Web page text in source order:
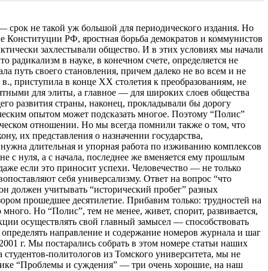
срок не такой уж большой для периодического издания. Но
Конституции РФ, яростная борьба демократов и коммунистов
захлестывали общество. И в этих условиях мы начали
в науке, в конечном счете, определяется не
путь своего становления, причем далеко не во всем и не
приступила в конце ХХ столетия к преобразованиям, не
для элиты, а главное — для широких слоев общества
развития страны, наконец, прокладывали бы дорогу
опытом может подсказать многое. Поэтому “Полис”
отношении. Но мы всегда помнили также о том, что
их представления о назначении государства,
длительная и упорная работа по изживанию комплексов
с нуля, а с начала, последнее же вменяется ему прошлым
если это приносит успехи. Человечество — не только
себя универсализму. Ответ на вопрос “что
учитывать “исторический пробег” разных
прошедшее десятилетие. Прибавим только: трудностей на
Но “Полис”, тем не менее, живет, спорит, развивается,
осуществлять свой главный замысел — способствовать
направление и содержание номеров журнала и шаг
г. Мы постарались собрать в этом номере статьи наших
политологов из Томского университета, мы не
“Проблемы и суждения” — три очень хорошие, на наш